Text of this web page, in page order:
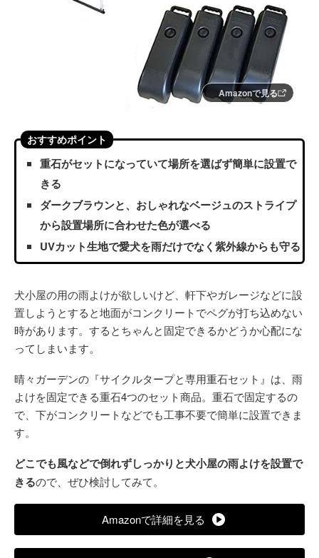
Amazonで見る
おすすめポイント
重石がセットになっていて場所を選ばず簡単に設置で
きる
ダークブラウンと、おしゃれなベージュのストライプ
から設置場所に合わせた色が選べる
UVカット生地で愛犬を雨だけでなく紫外線からも守る
犬小屋の用の雨よけが欲しいけど、軒下やガレージなどに設
置しようとすると地面がコンクリートでペグが打ち込めない
時があります。するとちゃんと固定できるかどうか心配にな
ってしまいます。
晴々ガーデンの『サイクルタープと専用重石セット』は、雨
よけを固定できる重石4つのセット商品。重石で固定するの
で、下がコンクリートなどでも工事不要で簡単に設置できま
す。
どこでも風などで倒れずしっかりと犬小屋の雨よけを設置で
きるので、ぜひ検討してみて。
Amazonで詳細を見る